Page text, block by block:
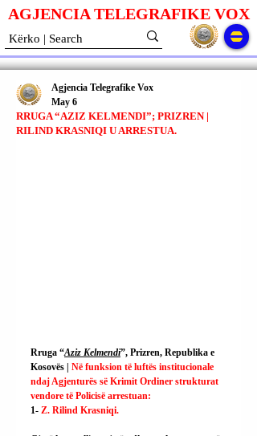
AGJENCIA TELEGRAFIKE VOX
RRUGA “AZIZ KELMENDI”; PRIZREN |
RILIND KRASNIQI U ARRESTUA.
Agjencia Telegrafike Vox
May 6
Rruga “Aziz Kelmendi”, Prizren, Republika e
Kosovës | Në funksion të luftës institucionale
ndaj Agjenturës së Krimit Ordiner strukturat
vendore të Policisë arrestuan:
1- Z. Rilind Krasniqi.